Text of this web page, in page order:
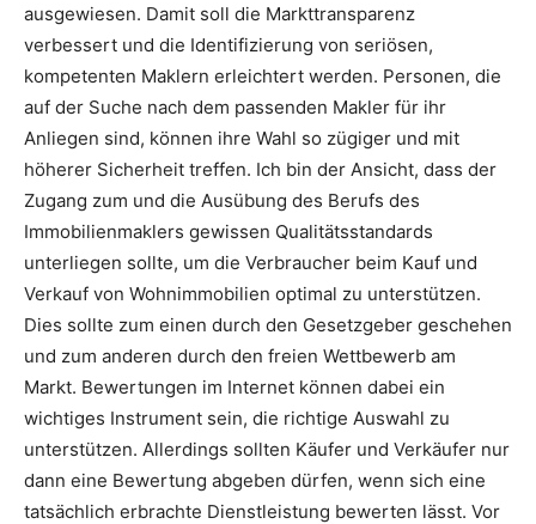
ausgewiesen. Damit soll die Markttransparenz
verbessert und die Identifizierung von seriösen,
kompetenten Maklern erleichtert werden. Personen, die
auf der Suche nach dem passenden Makler für ihr
Anliegen sind, können ihre Wahl so zügiger und mit
höherer Sicherheit treffen. Ich bin der Ansicht, dass der
Zugang zum und die Ausübung des Berufs des
Immobilienmaklers gewissen Qualitätsstandards
unterliegen sollte, um die Verbraucher beim Kauf und
Verkauf von Wohnimmobilien optimal zu unterstützen.
Dies sollte zum einen durch den Gesetzgeber geschehen
und zum anderen durch den freien Wettbewerb am
Markt. Bewertungen im Internet können dabei ein
wichtiges Instrument sein, die richtige Auswahl zu
unterstützen. Allerdings sollten Käufer und Verkäufer nur
dann eine Bewertung abgeben dürfen, wenn sich eine
tatsächlich erbrachte Dienstleistung bewerten lässt. Vor